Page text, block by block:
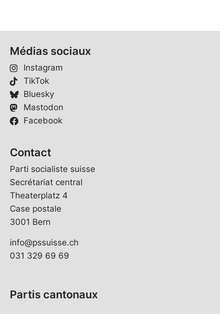
Médias sociaux
Instagram
TikTok
Bluesky
Mastodon
Facebook
Contact
Parti socialiste suisse
Secrétariat central
Theaterplatz 4
Case postale
3001 Bern
info@pssuisse.ch
031 329 69 69
Partis cantonaux